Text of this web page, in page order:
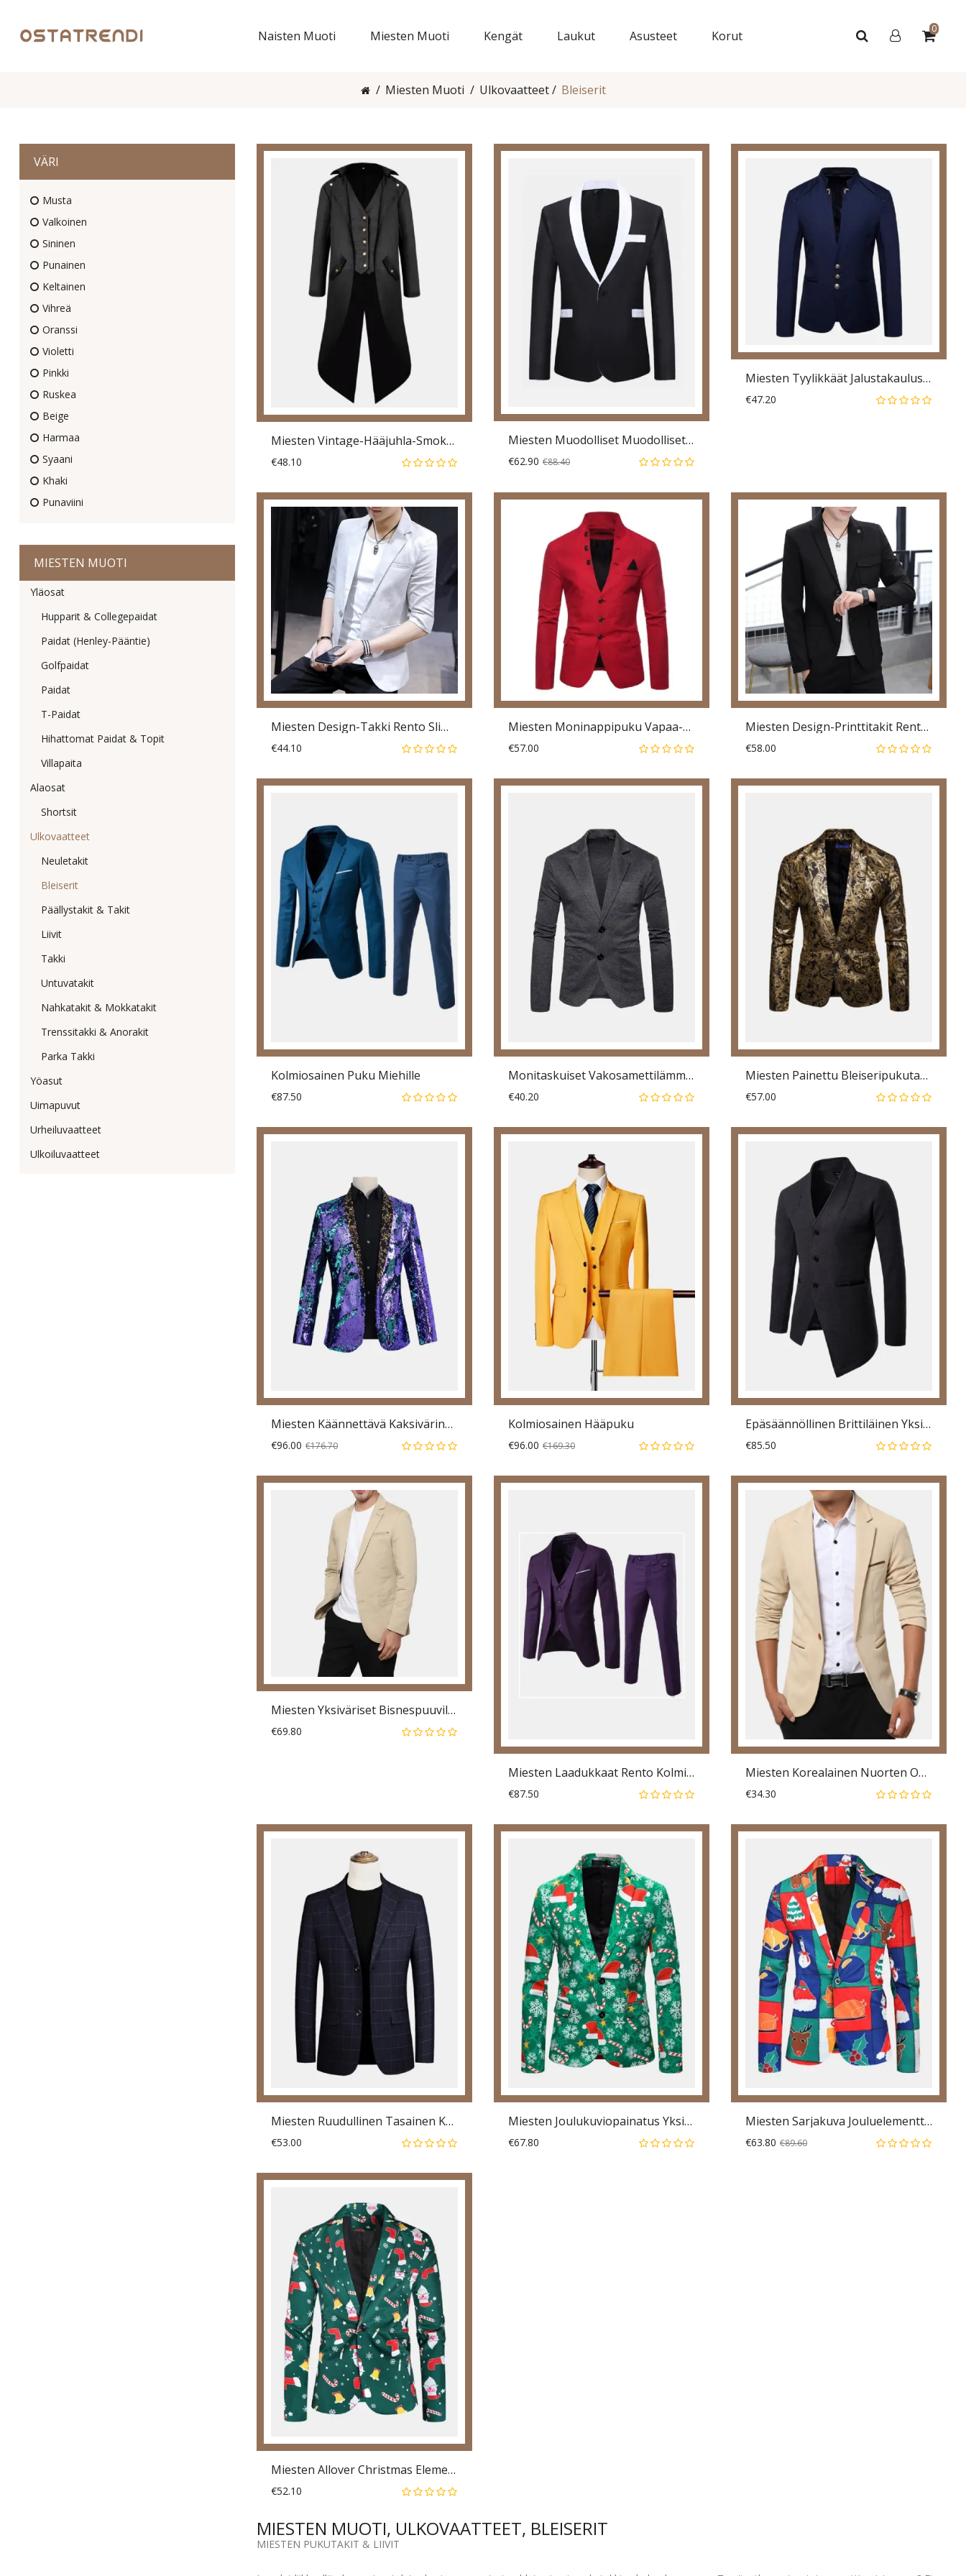
Naisten Muoti Miesten Muoti Kengät Laukut Asusteet Korut 0
Miesten Muoti Ulkovaatteet Bleiserit
VÄRI
Musta
Valkoinen
Sininen
Punainen
Keltainen
Vihreä
Oranssi
Violetti
Pinkki
Ruskea
Beige
Harmaa
Syaani
Khaki
Punaviini
MIESTEN MUOTI
Yläosat
Hupparit & Collegepaidat
Paidat (Henley-Pääntie)
Golfpaidat
Paidat
T-Paidat
Hihattomat Paidat & Topit
Villapaita
Alaosat
Shortsit
Ulkovaatteet
Neuletakit
Bleiserit
Päällystakit & Takit
Liivit
Takki
Untuvatakit
Nahkatakit & Mokkatakit
Trenssitakki & Anorakit
Parka Takki
Yöasut
Uimapuvut
Urheiluvaatteet
Ulkoiluvaatteet
Miesten Vintage-Hääjuhla-Smokki Keskipitkät Muotibleiserit
€48.10
Miesten Muodolliset Muodolliset Kontrastiväriset Slim Fit Bleiseripuvut
€62.90 €88.40
Miesten Tyylikkäät Jalustakaulus Ohuet Pukutakit
€47.20
Miesten Design-Takki Rento Slim Fit-Pukubleiserit
€44.10
Miesten Moninappipuku Vapaa-Ajan Suurikokoiset Yksiväriset Puvut
€57.00
Miesten Design-Printtitakit Rento Slim Fit-Puvun Bleiserit
€58.00
Kolmiosainen Puku Miehille
€87.50
Monitaskuiset Vakosamettilämmittimet
€40.20
Miesten Painettu Bleiseripukutakki
€57.00
Miesten Käännettävä Kaksivärinen Paljeteinen Mekkopuku Hääpuku Kukkakaulus Rennot Bleiserit
€96.00 €176.70
Kolmiosainen Hääpuku
€96.00 €169.30
Epäsäännöllinen Brittiläinen Yksivärinen Puku V-Kaula-Aukko Trenditakit Miesten Bleiserit
€85.50
Miesten Yksiväriset Bisnespuuvillaset Hengittävät Pehmeät Bleiserit
€69.80
Miesten Laadukkaat Rento Kolmiosaiset Sulhanen Puvut
€87.50
Miesten Korealainen Nuorten Ohut Takki Pienet Vapaa-Ajan Puvut
€34.30
Miesten Ruudullinen Tasainen Kaulus Yksirivinen Tasku Pitkähihainen Rento Bleiserit
€53.00
Miesten Joulukuviopainatus Yksirivinen Rento Juhla-Pitkähihainen Bleiseri
€67.80
Miesten Sarjakuva Jouluelementtiprintti Yksirivinen Juhliin Hauska Bleiseri
€63.80 €89.60
Miesten Allover Christmas Element Print-Puuvillainen Yksirivinen Tyylikäs Bleiseri
€52.10
MIESTEN MUOTI, ULKOVAATTEET, BLEISERIT
MIESTEN PUKUTAKIT & LIIVIT